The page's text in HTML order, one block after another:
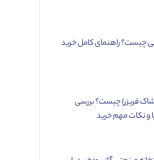
چیست؟ راهنمای کامل خرید
فریزر) چیست؟ بررسی
و نکات مهم خرید